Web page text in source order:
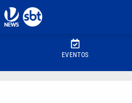
EVENTOS